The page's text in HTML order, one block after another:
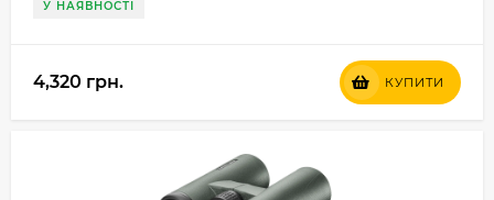
У НАЯВНОСТІ
4,320 грн. КУПИТИ